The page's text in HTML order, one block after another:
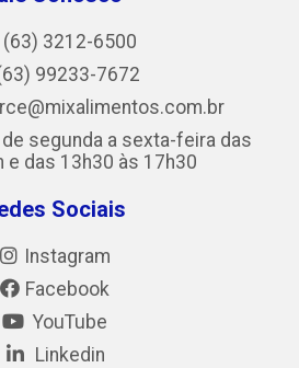
(63) 3212-6500
99233-7672
segunda a sexta-feira das
e das 13h30 às 17h30
Sociais
Instagram
Facebook
YouTube
Linkedin